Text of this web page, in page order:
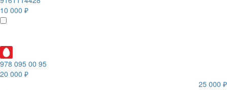
10 000 ₽
978 095 00 95
20 000 ₽
25 000 ₽